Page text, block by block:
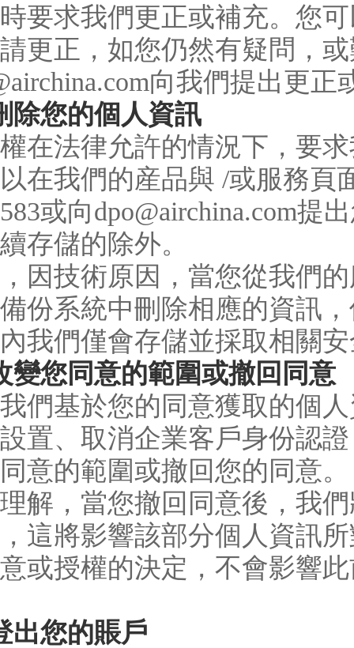
要求我們更正或補充。您
更正，如您仍然有疑問，
向我們提出更正
除您的個人資訊
在法律允許的情況下，要
在我們的産品與 /或服務頁
或向dpo@airchina.com
存儲的除外。
因技術原因，當您從我們
份系統中刪除相應的資訊
我們僅會存儲並採取相關
變您同意的範圍或撤回同意
們基於您的同意獲取的個
置、取消企業客戶身份認
意的範圍或撤回您的同意。
解，當您撤回同意後，我
這將影響該部分個人資訊
或授權的決定，不會影響
出您的賬戶